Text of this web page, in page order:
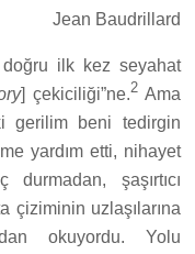
Jean Baudrillard
doğru ilk kez seyahat
] çekiciliği”ne.2Ama
gerilim beni tedirgin
yardım etti, nihayet
şaşırtıcı
çiziminin uzlaşılarına
okuyordu. Yolu